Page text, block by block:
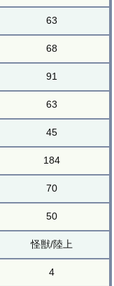
63
68
91
63
45
184
70
50
怪獣/陸上
4